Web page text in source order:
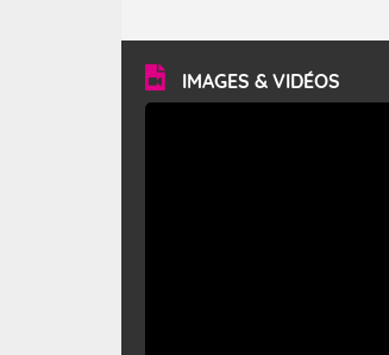
vitesse moyenne de 50 km/h et
du Rhône et la Provence et envahit
méditerranéen à partir de la
IMAGES & VIDÉOS